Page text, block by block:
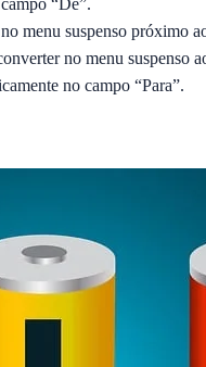
menu suspenso próximo
no menu suspenso
no campo “Para”.